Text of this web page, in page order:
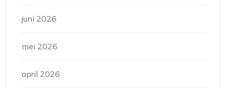
juni 2026
mei 2026
april 2026